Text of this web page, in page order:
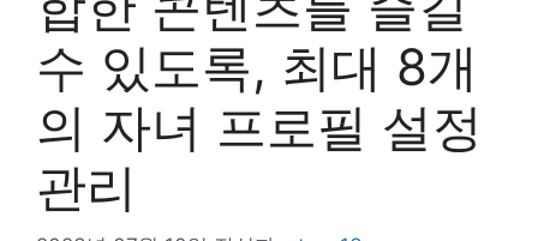
수 있도록, 최대 8개
의 자녀 프로필 설정
관리